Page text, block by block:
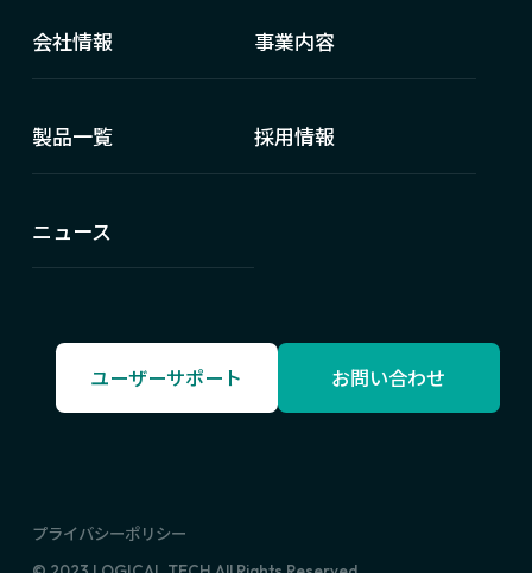
会社情報 事業内容
製品一覧 採用情報
ニュース
ユーザーサポート お問い合わせ
プライバシーポリシー